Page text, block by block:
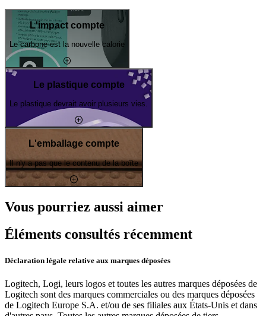
L'impact compte
Le carbone est la nouvelle calorie
Le plastique compte
Le plastique devrait avoir plusieurs vies.
L'emballage compte
Il n'y a pas que le contenu de la boîte
Vous pourriez aussi aimer
Éléments consultés récemment
Déclaration légale relative aux marques déposées
Logitech, Logi, leurs logos et toutes les autres marques déposées de
Logitech sont des marques commerciales ou des marques déposées
de Logitech Europe S.A. et/ou de ses filiales aux États-Unis et dans